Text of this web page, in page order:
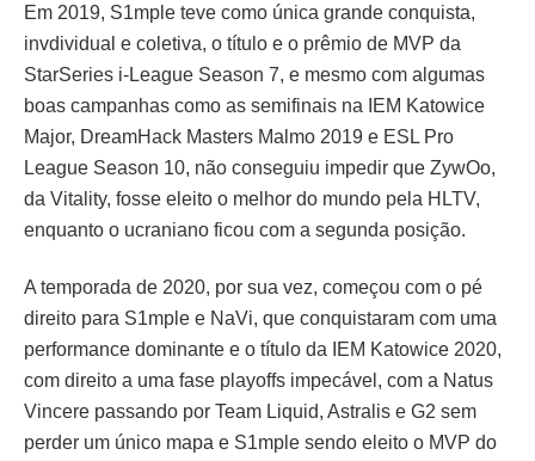
Em 2019, S1mple teve como única grande conquista,
invdividual e coletiva, o título e o prêmio de MVP da
StarSeries i-League Season 7, e mesmo com algumas
boas campanhas como as semifinais na IEM Katowice
Major, DreamHack Masters Malmo 2019 e ESL Pro
League Season 10, não conseguiu impedir que ZywOo,
da Vitality, fosse eleito o melhor do mundo pela HLTV,
enquanto o ucraniano ficou com a segunda posição.
A temporada de 2020, por sua vez, começou com o pé
direito para S1mple e NaVi, que conquistaram com uma
performance dominante e o título da IEM Katowice 2020,
com direito a uma fase playoffs impecável, com a Natus
Vincere passando por Team Liquid, Astralis e G2 sem
perder um único mapa e S1mple sendo eleito o MVP do